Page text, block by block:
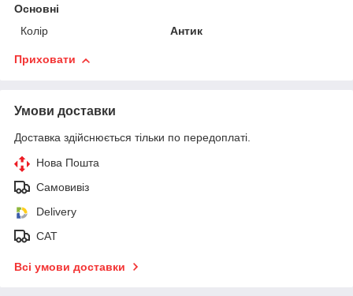
Основні
Колір
Антик
Приховати
Умови доставки
Доставка здійснюється тільки по передоплаті.
Нова Пошта
Самовивіз
Delivery
САТ
Всі умови доставки